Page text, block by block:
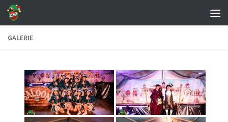
Zum Inhalt springen
GALERIE